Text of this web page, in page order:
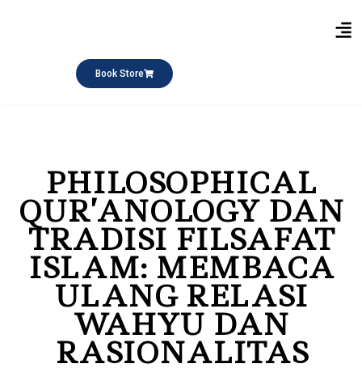
Book Store
PHILOSOPHICAL
QUR’ANOLOGY DAN
TRADISI FILSAFAT
ISLAM: MEMBACA
ULANG RELASI
WAHYU DAN
RASIONALITAS